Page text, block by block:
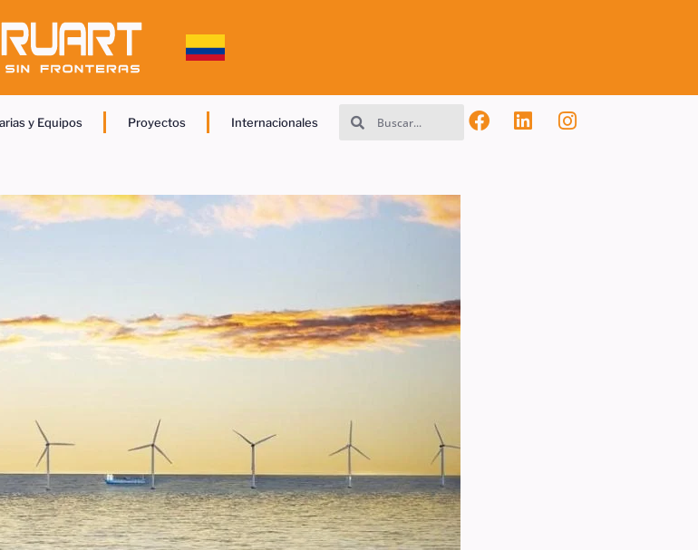
y Equipos Proyectos Internacionales